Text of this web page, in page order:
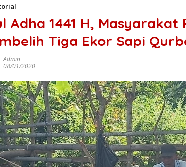
Adha 1441 H, Masyarakat
Tiga Ekor Sapi
Admin
08/01/2020